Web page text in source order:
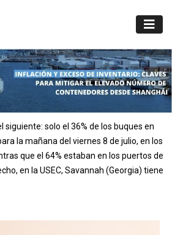
siguiente: solo el 36% de los buques en
la mañana del viernes 8 de julio, en los
que el 64% estaban en los puertos de
en la USEC, Savannah (Georgia) tiene